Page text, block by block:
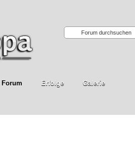
Forum Erfolge Galerie